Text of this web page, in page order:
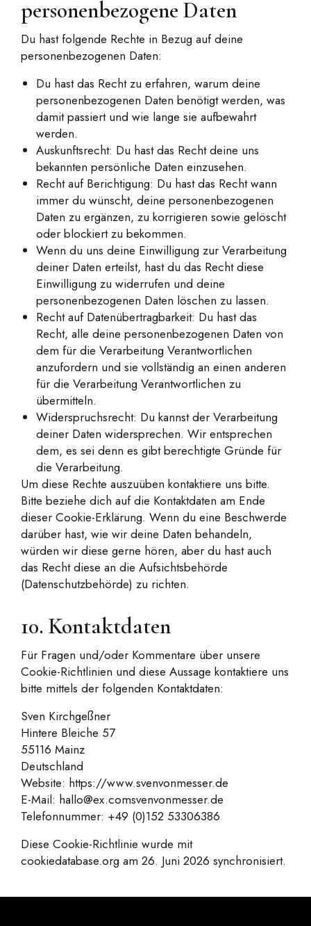
personenbezogene Daten
Du hast folgende Rechte in Bezug auf deine
personenbezogenen Daten:
Du hast das Recht zu erfahren, warum deine
personenbezogenen Daten benötigt werden, was
damit passiert und wie lange sie aufbewahrt
werden.
Auskunftsrecht: Du hast das Recht deine uns
bekannten persönliche Daten einzusehen.
Recht auf Berichtigung: Du hast das Recht wann
immer du wünscht, deine personenbezogenen
Daten zu ergänzen, zu korrigieren sowie gelöscht
oder blockiert zu bekommen.
Wenn du uns deine Einwilligung zur Verarbeitung
deiner Daten erteilst, hast du das Recht diese
Einwilligung zu widerrufen und deine
personenbezogenen Daten löschen zu lassen.
Recht auf Datenübertragbarkeit: Du hast das
Recht, alle deine personenbezogenen Daten von
dem für die Verarbeitung Verantwortlichen
anzufordern und sie vollständig an einen anderen
für die Verarbeitung Verantwortlichen zu
übermitteln.
Widerspruchsrecht: Du kannst der Verarbeitung
deiner Daten widersprechen. Wir entsprechen
dem, es sei denn es gibt berechtigte Gründe für
die Verarbeitung.
Um diese Rechte auszuüben kontaktiere uns bitte.
Bitte beziehe dich auf die Kontaktdaten am Ende
dieser Cookie-Erklärung. Wenn du eine Beschwerde
darüber hast, wie wir deine Daten behandeln,
würden wir diese gerne hören, aber du hast auch
das Recht diese an die Aufsichtsbehörde
(Datenschutzbehörde) zu richten.
10. Kontaktdaten
Für Fragen und/oder Kommentare über unsere
Cookie-Richtlinien und diese Aussage kontaktiere uns
bitte mittels der folgenden Kontaktdaten:
Sven Kirchgeßner
Hintere Bleiche 57
55116 Mainz
Deutschland
Website: https://www.svenvonmesser.de
E-Mail: hallo@ex.comsvenvonmesser.de
Telefonnummer: +49 (0)152 53306386
Diese Cookie-Richtlinie wurde mit
cookiedatabase.org am 26. Juni 2026 synchronisiert.